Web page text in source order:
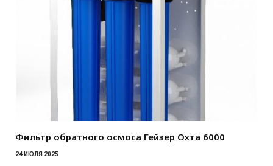
Фильтр обратного осмоса Гейзер Охта 6000
24 ИЮЛЯ 2025